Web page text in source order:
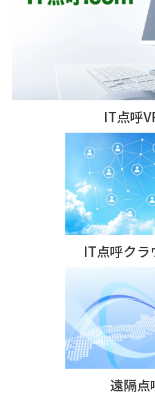
IT点呼
IT点呼ク
遠隔点